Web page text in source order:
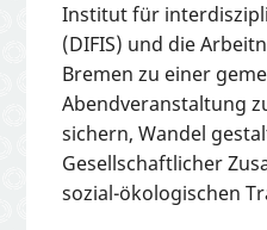
Institut für
(DIFIS) und die
Bremen zu einer
Abendveranstaltung
sichern, Wandel
Gesellschaftlicher
sozial-ökologischen